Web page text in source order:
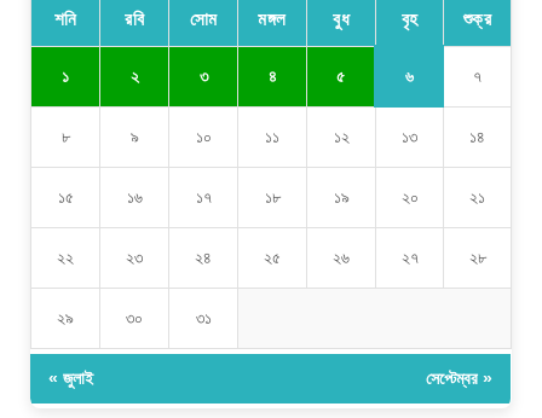
শনি রবি সোম মঙ্গল বুধ বৃহ শুক্র
১ ২ ৩ ৪ ৫ ৬ ৭
৮ ৯ ১০ ১১ ১২ ১৩ ১৪
১৫ ১৬ ১৭ ১৮ ১৯ ২০ ২১
২২ ২৩ ২৪ ২৫ ২৬ ২৭ ২৮
২৯ ৩০ ৩১
« জুলাই সেপ্টেম্বর »